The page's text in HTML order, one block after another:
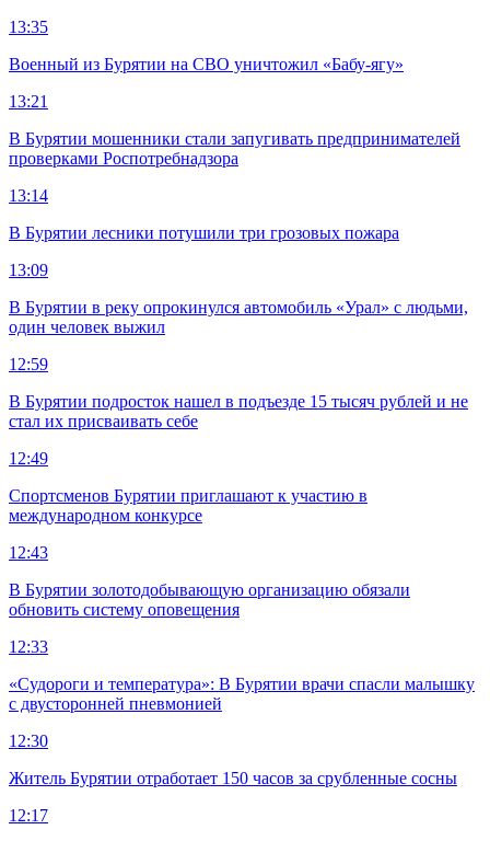
13:35
Военный из Бурятии на СВО уничтожил «Бабу-ягу»
13:21
В Бурятии мошенники стали запугивать предпринимателей
проверками Роспотребнадзора
13:14
В Бурятии лесники потушили три грозовых пожара
13:09
В Бурятии в реку опрокинулся автомобиль «Урал» с людьми,
один человек выжил
12:59
В Бурятии подросток нашел в подъезде 15 тысяч рублей и не
стал их присваивать себе
12:49
Спортсменов Бурятии приглашают к участию в
международном конкурсе
12:43
В Бурятии золотодобывающую организацию обязали
обновить систему оповещения
12:33
«Судороги и температура»: В Бурятии врачи спасли малышку
с двусторонней пневмонией
12:30
Житель Бурятии отработает 150 часов за срубленные сосны
12:17